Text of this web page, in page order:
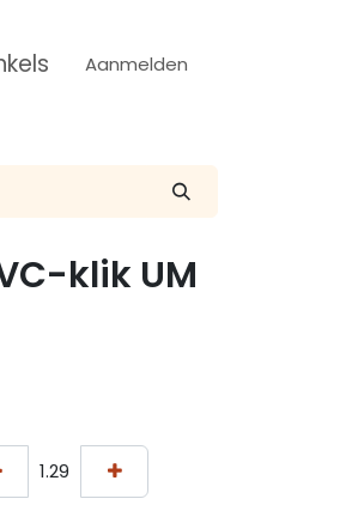
Aanmelden
klik UM